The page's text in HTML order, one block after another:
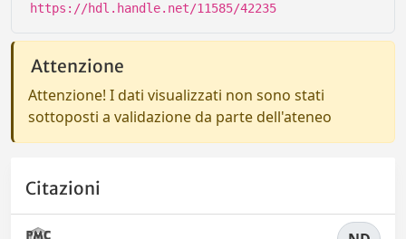
https://hdl.handle.net/11585/42235
Attenzione
Attenzione! I dati visualizzati non sono stati
sottoposti a validazione da parte dell'ateneo
Citazioni